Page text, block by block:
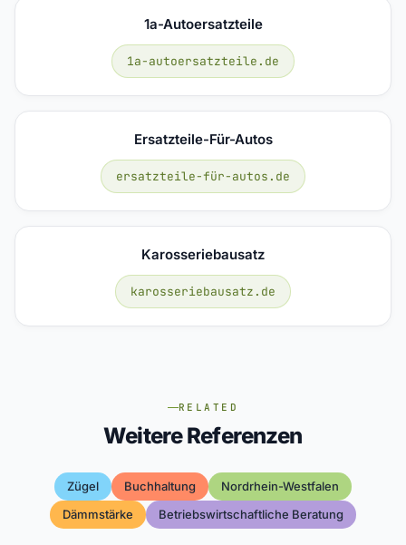
1a-Autoersatzteile
1a-autoersatzteile.de
Ersatzteile-Für-Autos
ersatzteile-für-autos.de
Karosseriebausatz
karosseriebausatz.de
RELATED
Weitere Referenzen
Zügel Buchhaltung
Nordrhein-Westfalen
Dämmstärke
Betriebswirtschaftliche Beratung